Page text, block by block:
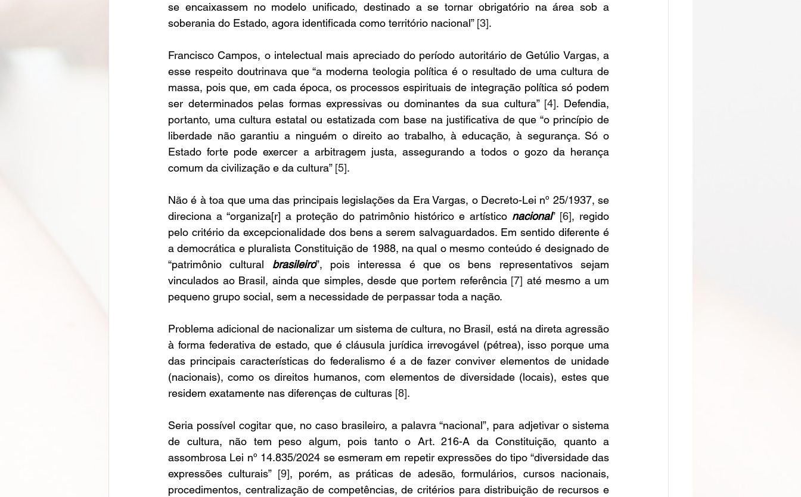
se encaixassem no modelo unificado, destinado a se tornar obrigatório na área sob a
soberania do Estado, agora identificada como território nacional” [3].
Francisco Campos, o intelectual mais apreciado do período autoritário de Getúlio Vargas, a
esse respeito doutrinava que “a moderna teologia política é o resultado de uma cultura de
massa, pois que, em cada época, os processos espirituais de integração política só podem
ser determinados pelas formas expressivas ou dominantes da sua cultura” [4]. Defendia,
portanto, uma cultura estatal ou estatizada com base na justificativa de que “o princípio de
liberdade não garantiu a ninguém o direito ao trabalho, à educação, à segurança. Só o
Estado forte pode exercer a arbitragem justa, assegurando a todos o gozo da herança
comum da civilização e da cultura” [5].
Não é à toa que uma das principais legislações da Era Vargas, o Decreto-Lei nº 25/1937, se
direciona a “organiza[r] a proteção do patrimônio histórico e artístico nacional” [6], regido
pelo critério da excepcionalidade dos bens a serem salvaguardados. Em sentido diferente é
a democrática e pluralista Constituição de 1988, na qual o mesmo conteúdo é designado de
“patrimônio cultural brasileiro”, pois interessa é que os bens representativos sejam
vinculados ao Brasil, ainda que simples, desde que portem referência [7] até mesmo a um
pequeno grupo social, sem a necessidade de perpassar toda a nação.
Problema adicional de nacionalizar um sistema de cultura, no Brasil, está na direta agressão
à forma federativa de estado, que é cláusula jurídica irrevogável (pétrea), isso porque uma
das principais características do federalismo é a de fazer conviver elementos de unidade
(nacionais), como os direitos humanos, com elementos de diversidade (locais), estes que
residem exatamente nas diferenças de culturas [8].
Seria possível cogitar que, no caso brasileiro, a palavra “nacional”, para adjetivar o sistema
de cultura, não tem peso algum, pois tanto o Art. 216-A da Constituição, quanto a
assombrosa Lei nº 14.835/2024 se esmeram em repetir expressões do tipo “diversidade das
expressões culturais” [9], porém, as práticas de adesão, formulários, cursos nacionais,
procedimentos, centralização de competências, de critérios para distribuição de recursos e